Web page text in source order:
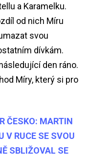
a Karamelku.
od nich Míru
svou
dívkám.
den ráno.
Míry, který si pro
ČESKO: MARTIN
V RUCE SE SVOU
SBLIŽOVAL SE